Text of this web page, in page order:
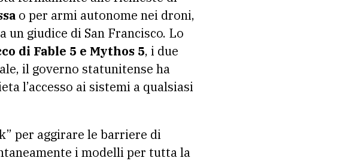
o per armi autonome nei droni,
un giudice di San Francisco. Lo
di Fable 5 e Mythos 5, i due
il governo statunitense ha
l’accesso ai sistemi a qualsiasi
per aggirare le barriere di
i modelli per tutta la